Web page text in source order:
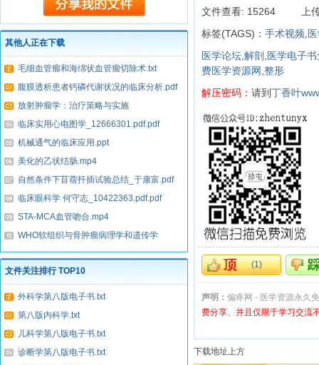
其他人正在下载
毛细血管瘤和海绵状血管瘤切除术.txt
腹膜透析患者钙磷代谢状况的临床分析.pdf
放射肿瘤学：治疗策略与实施
_10861705.pdf.pdf
临床实用心电图学_12666301.pdf.pdf
机械通气的临床应用.ppt
美化的乙状结肠.mp4
自然条件下苜蓿扦插试验总结_于康富.pdf
临床眼科学 何守志_10422363.pdf.pdf
STA-MCA血管吻合.mp4
WHO软组织与骨肿瘤病理学和遗传学
_11669480.pdf.pdf
文件关注排行 TOP10
外科学第八版电子书.txt
第八版内科学.txt
儿科学第八版电子书.txt
诊断学第八版电子书.txt
文件查看: 15264
上
标签(TAGS)： 手术视频
医学论坛 解剖 医学电子
费医学资源网 整形
解压密码： 请到丁香叶
(1)
声明： 偏疼网 - 医学资源永久
费分享、并且仅限于学习交流
下载地址上方